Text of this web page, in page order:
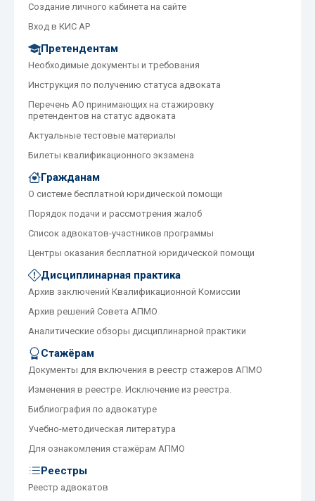
Создание личного кабинета на сайте
Вход в КИС АР
Претендентам
Необходимые документы и требования
Инструкция по получению статуса адвоката
Перечень АО принимающих на стажировку
претендентов на статус адвоката
Актуальные тестовые материалы
Билеты квалификационного экзамена
Гражданам
О системе бесплатной юридической помощи
Порядок подачи и рассмотрения жалоб
Список адвокатов-участников программы
Центры оказания бесплатной юридической помощи
Дисциплинарная практика
Архив заключений Квалификационной Комиссии
Архив решений Совета АПМО
Аналитические обзоры дисциплинарной практики
Стажёрам
Документы для включения в реестр стажеров АПМО
Изменения в реестре. Исключение из реестра.
Библиография по адвокатуре
Учебно-методическая литература
Для ознакомления стажёрам АПМО
Реестры
Реестр адвокатов